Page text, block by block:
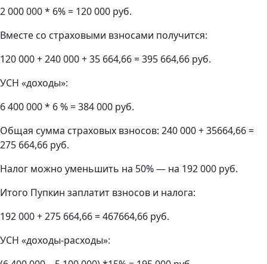
2 000 000 * 6% = 120 000 руб.
Вместе со страховыми взносами получится:
120 000 + 240 000 + 35 664,66 = 395 664,66 руб.
УСН «доходы»:
6 400 000 * 6 % = 384 000 руб.
Общая сумма страховых взносов: 240 000 + 35664,66 =
275 664,66 руб.
Налог можно уменьшить на 50% — на 192 000 руб.
Итого Пупкин заплатит взносов и налога:
192 000 + 275 664,66 = 467664,66 руб.
УСН «доходы-расходы»: